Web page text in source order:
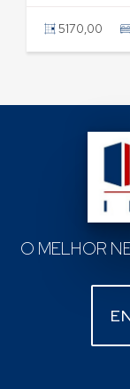
5170,00
O MELHOR